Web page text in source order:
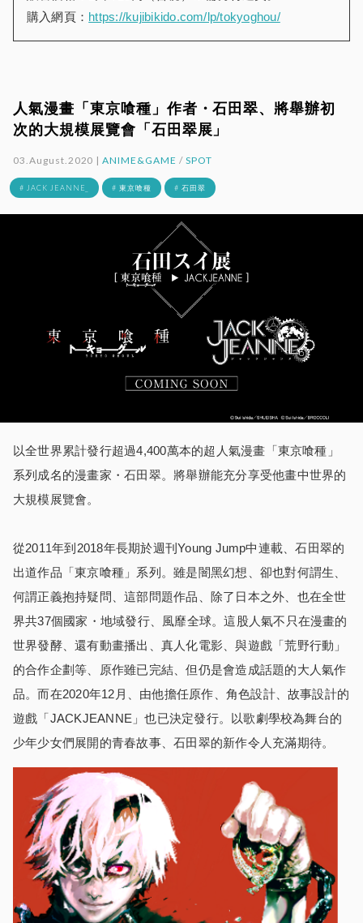
購入網頁： https://kujibikido.com/lp/tokyoghou/
人氣漫畫「東京喰種」作者・石田翠、將舉辦初
次的大規模展覽會「石田翠展」
03.August.2020 |ANIME&GAME / SPOT
# JACK JEANNE_ # 東京喰種 # 石田翠
以全世界累計發行超過4,400萬本的超人氣漫畫「東京喰種」
系列成名的漫畫家・石田翠。將舉辦能充分享受他畫中世界的
大規模展覽會。
從2011年到2018年長期於週刊Young Jump中連載、石田翠的
出道作品「東京喰種」系列。雖是闇黑幻想、卻也對何謂生、
何謂正義抱持疑問、這部問題作品、除了日本之外、也在全世
界共37個國家・地域發行、風靡全球。這股人氣不只在漫畫的
世界發酵、還有動畫播出、真人化電影、與遊戲「荒野行動」
的合作企劃等、原作雖已完結、但仍是會造成話題的大人氣作
品。而在2020年12月、由他擔任原作、角色設計、故事設計的
遊戲「JACKJEANNE」也已決定發行。以歌劇學校為舞台的
少年少女們展開的青春故事、石田翠的新作令人充滿期待。